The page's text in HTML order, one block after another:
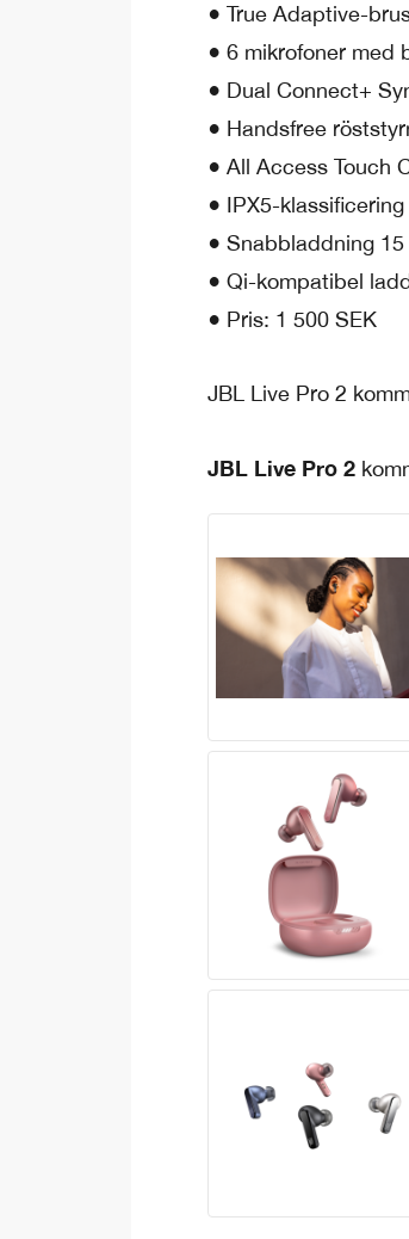
● True Adaptive-
● 6 mikrofoner med
● Dual Connect+
● Handsfree
● All Access Touch
● IPX5-
● Snabbladdning
● Qi-kompatibel
● Pris: 1 500 SEK
JBL Live Pro 2
JBL Live Pro 2